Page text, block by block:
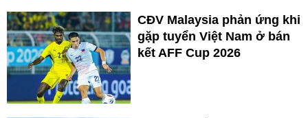
CĐV Malaysia phản ứng khi
gặp tuyển Việt Nam ở bán
kết AFF Cup 2026